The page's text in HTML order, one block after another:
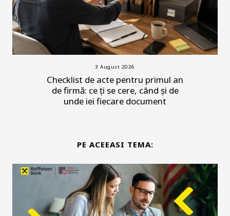
3 August 2026
Checklist de acte pentru primul an
de firmă: ce ți se cere, când și de
unde iei fiecare document
PE ACEEASI TEMA: